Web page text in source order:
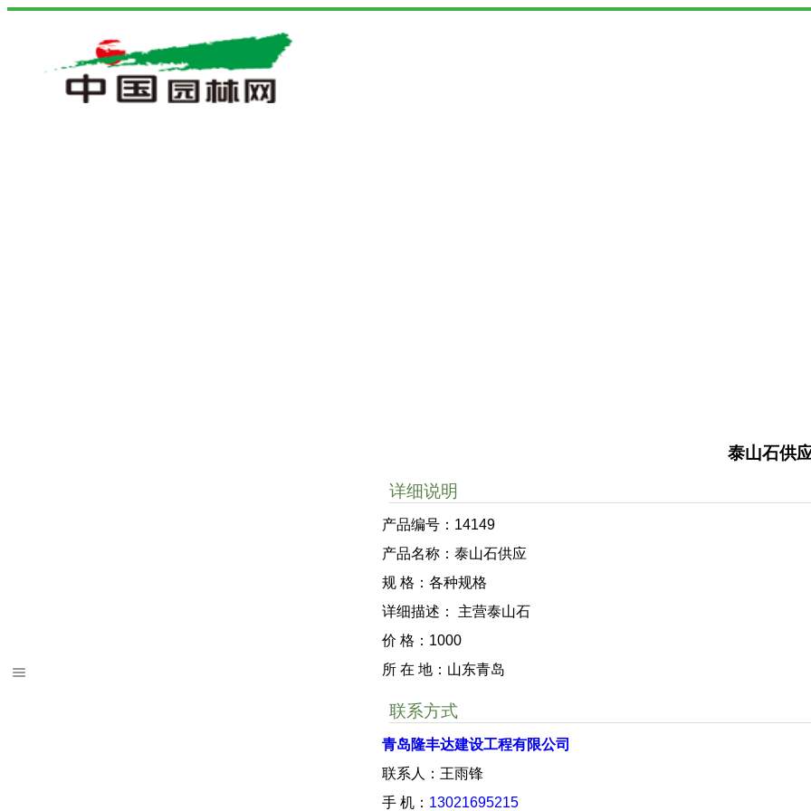
泰山石供
详细说明
产品编号：14149
产品名称：泰山石供应
规 格：各种规格
详细描述： 主营泰山石
价 格：1000
所 在 地：山东青岛
联系方式
青岛隆丰达建设工程有限公司
联系人：王雨锋
手 机： 13021695215